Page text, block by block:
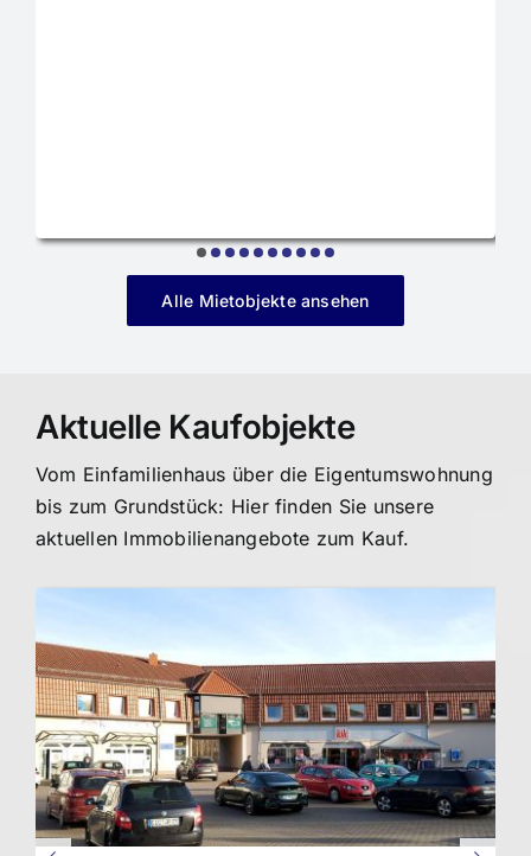
Alle Mietobjekte ansehen
Aktuelle Kaufobjekte
Vom Einfamilienhaus über die Eigentumswohnung
bis zum Grundstück: Hier finden Sie unsere
aktuellen Immobilienangebote zum Kauf.